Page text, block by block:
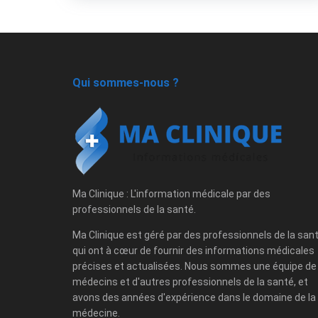
Qui sommes-nous ?
Ma Clinique : L'information médicale par des
professionnels de la santé.
Ma Clinique est géré par des professionnels de la
qui ont à cœur de fournir des informations médicales
précises et actualisées. Nous sommes une équipe de
médecins et d'autres professionnels de la santé, et
avons des années d'expérience dans le domaine de la
médecine.